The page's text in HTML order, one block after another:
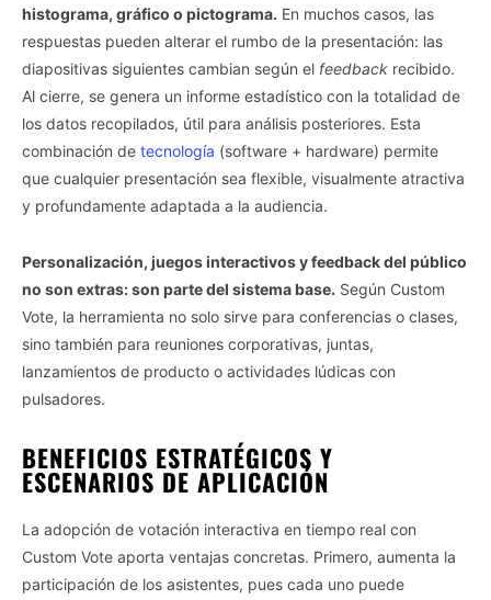
histograma, gráfico o pictograma. En muchos casos, las
respuestas pueden alterar el rumbo de la presentación: las
diapositivas siguientes cambian según el feedback recibido.
Al cierre, se genera un informe estadístico con la totalidad de
los datos recopilados, útil para análisis posteriores. Esta
combinación de tecnología (software + hardware) permite
que cualquier presentación sea flexible, visualmente atractiva
y profundamente adaptada a la audiencia.
Personalización, juegos interactivos y feedback del público
no son extras: son parte del sistema base. Según Custom
Vote, la herramienta no solo sirve para conferencias o clases,
sino también para reuniones corporativas, juntas,
lanzamientos de producto o actividades lúdicas con
pulsadores.
BENEFICIOS ESTRATÉGICOS Y
ESCENARIOS DE APLICACIÓN
La adopción de votación interactiva en tiempo real con
Custom Vote aporta ventajas concretas. Primero, aumenta la
participación de los asistentes, pues cada uno puede